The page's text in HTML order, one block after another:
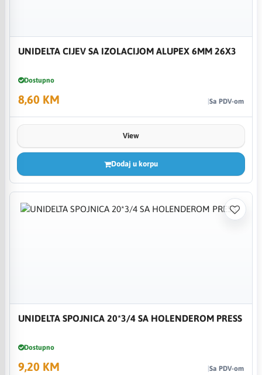
UNIDELTA CIJEV SA IZOLACIJOM ALUPEX 6MM 26X3
Dostupno
8,60 KM Sa PDV-om
View
Dodaj u korpu
UNIDELTA SPOJNICA 20*3/4 SA HOLENDEROM PRESS
Dostupno
9,20 KM Sa PDV-om